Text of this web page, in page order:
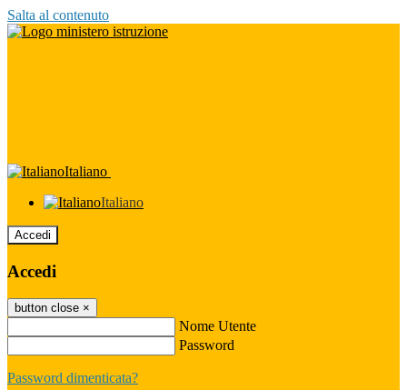
Salta al contenuto
Italiano
Italiano
Accedi
Accedi
button close ×
Nome Utente
Password
Password dimenticata?